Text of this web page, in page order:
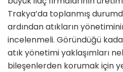
Trakya’da toplanmış
ardından atıkların
incelenmeli. Göründüğü
atık yönetimi yaklaşımları
bileşenlerden korumak için